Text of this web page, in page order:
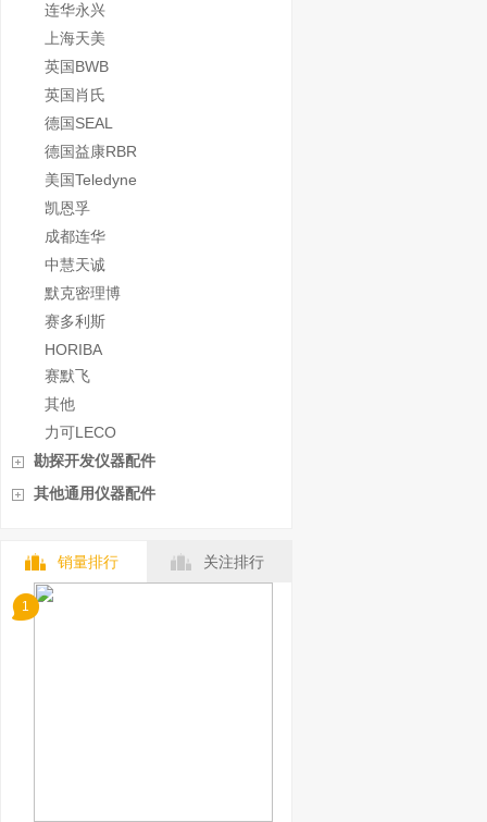
连华永兴
上海天美
英国BWB
英国肖氏
德国SEAL
德国益康RBR
美国Teledyne
凯恩孚
成都连华
中慧天诚
默克密理博
赛多利斯
HORIBA
赛默飞
其他
力可LECO
勘探开发仪器配件
其他通用仪器配件
销量排行 关注排行
1